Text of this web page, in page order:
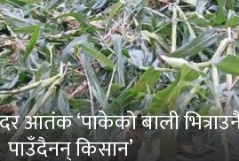
आतंक ‘पाकेको बाली
पाउँदैनन् किसान’